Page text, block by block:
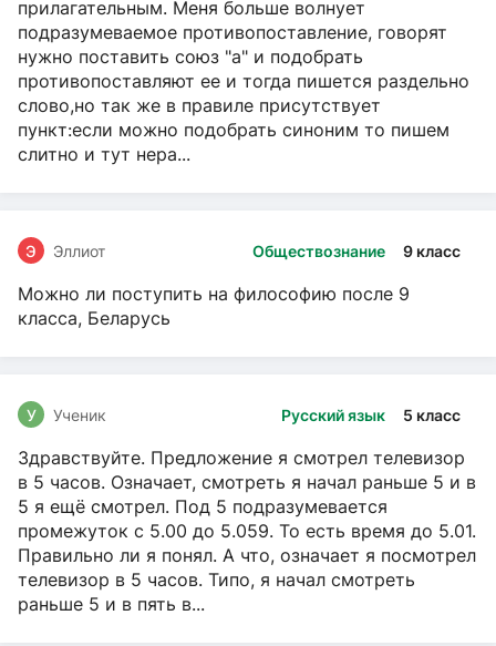
прилагательным. Меня больше волнует
подразумеваемое противопоставление, говорят
нужно поставить союз "а" и подобрать
противопоставляют ее и тогда пишется раздельно
слово,но так же в правиле присутствует
пункт:если можно подобрать синоним то пишем
слитно и тут нера...
Обществознание 9 класс
Э Эллиот
Можно ли поступить на философию после 9
класса, Беларусь
Русский язык 5 класс
У Ученик
Здравствуйте. Предложение я смотрел телевизор
в 5 часов. Означает, смотреть я начал раньше 5 и в
5 я ещё смотрел. Под 5 подразумевается
промежуток с 5.00 до 5.059. То есть время до 5.01.
Правильно ли я понял. А что, означает я посмотрел
телевизор в 5 часов. Типо, я начал смотреть
раньше 5 и в пять в...